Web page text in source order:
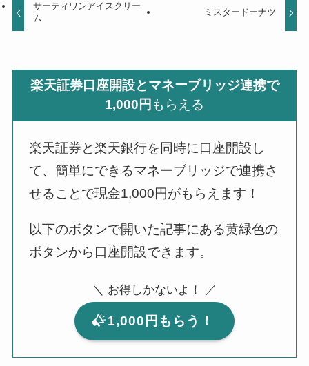
サーティワンアイスクリー
ム
ミスタードーナツ
楽天証券口座開設とマネーブリッジ連携で
1,000円 もらえる
楽天証券と楽天銀行を同時に口座開設し
て、簡単にできるマネーブリッジで連携さ
せることで現金1,000円がもらえます！
以下のボタンで開いた記事にある黄緑色の
ボタンから口座開設できます。
＼ お得しかないよ！ ／
1,000円もらう！